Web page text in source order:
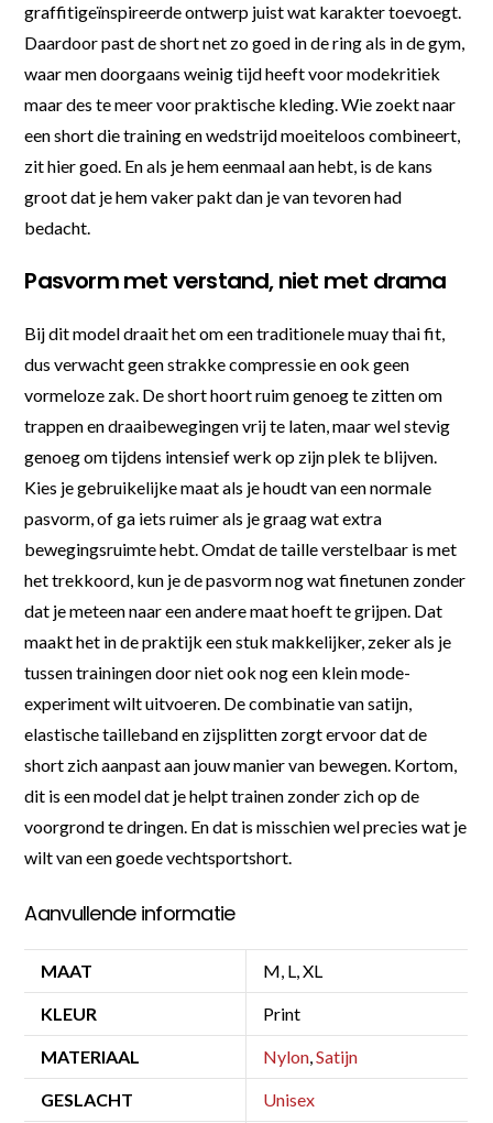
graffitigeïnspireerde ontwerp juist wat karakter toevoegt.
Daardoor past de short net zo goed in de ring als in de gym,
waar men doorgaans weinig tijd heeft voor modekritiek
maar des te meer voor praktische kleding. Wie zoekt naar
een short die training en wedstrijd moeiteloos combineert,
zit hier goed. En als je hem eenmaal aan hebt, is de kans
groot dat je hem vaker pakt dan je van tevoren had
bedacht.
Pasvorm met verstand, niet met drama
Bij dit model draait het om een traditionele muay thai fit,
dus verwacht geen strakke compressie en ook geen
vormeloze zak. De short hoort ruim genoeg te zitten om
trappen en draaibewegingen vrij te laten, maar wel stevig
genoeg om tijdens intensief werk op zijn plek te blijven.
Kies je gebruikelijke maat als je houdt van een normale
pasvorm, of ga iets ruimer als je graag wat extra
bewegingsruimte hebt. Omdat de taille verstelbaar is met
het trekkoord, kun je de pasvorm nog wat finetunen zonder
dat je meteen naar een andere maat hoeft te grijpen. Dat
maakt het in de praktijk een stuk makkelijker, zeker als je
tussen trainingen door niet ook nog een klein mode-
experiment wilt uitvoeren. De combinatie van satijn,
elastische tailleband en zijsplitten zorgt ervoor dat de
short zich aanpast aan jouw manier van bewegen. Kortom,
dit is een model dat je helpt trainen zonder zich op de
voorgrond te dringen. En dat is misschien wel precies wat je
wilt van een goede vechtsportshort.
Aanvullende informatie
MAAT M, L, XL
KLEUR Print
MATERIAAL Nylon,Satijn
GESLACHT Unisex